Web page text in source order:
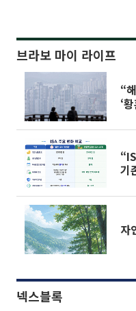
브라보 마이 라이프
“
‘
기
자
넥스블록